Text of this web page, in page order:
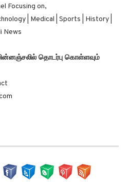
Focusing on,
| Medical | Sports | History |
News
தொடர்பு கொள்ளவும்